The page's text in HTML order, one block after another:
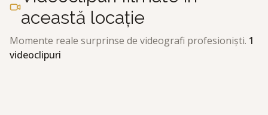
această locație
Momente reale surprinse de videografi profesioniști. 1
videoclipuri